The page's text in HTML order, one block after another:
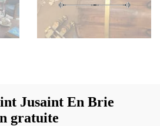
Jusaint En Brie
gratuite